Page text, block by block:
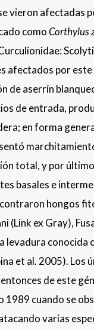
vieron afectadas
comoCorthylus
afectados por
de aserrín
de entrada,
en forma
total, y por
basales e
hongos
(Link ex Gray),
levadura conocida
et al. 2005). Los
de este
1989 cuando se
varias